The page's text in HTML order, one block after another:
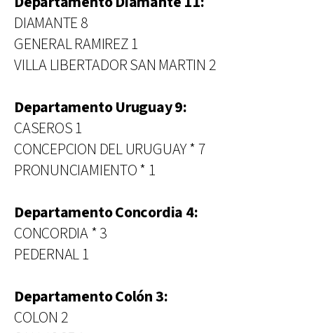
DIAMANTE 8
GENERAL RAMIREZ 1
VILLA LIBERTADOR SAN MARTIN 2
Departamento Uruguay 9:
CASEROS 1
CONCEPCION DEL URUGUAY * 7
PRONUNCIAMIENTO * 1
Departamento Concordia 4:
CONCORDIA * 3
PEDERNAL 1
Departamento Colón 3:
COLON 2